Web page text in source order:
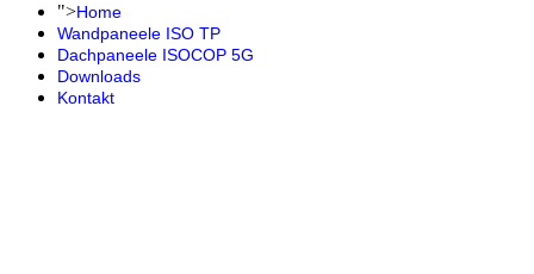
">Home
Wandpaneele ISO TP
Dachpaneele ISOCOP 5G
Downloads
Kontakt